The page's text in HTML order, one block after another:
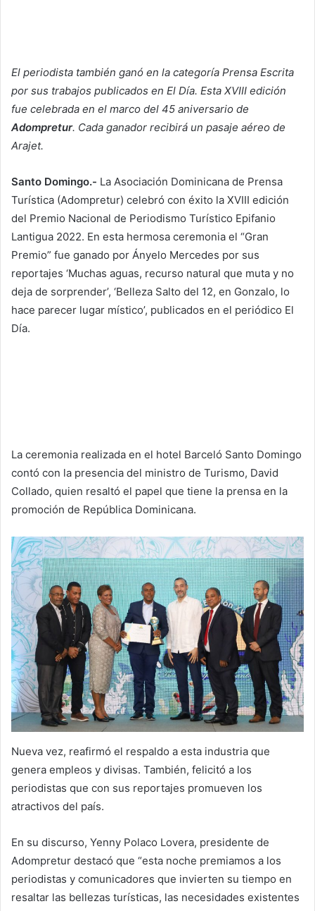
El periodista también ganó en la categoría Prensa Escrita
por sus trabajos publicados en El Día. Esta XVIII edición
fue celebrada en el marco del 45 aniversario de
Adompretur. Cada ganador recibirá un pasaje aéreo de
Arajet.
Santo Domingo.- La Asociación Dominicana de Prensa
Turística (Adompretur) celebró con éxito la XVIII edición
del Premio Nacional de Periodismo Turístico Epifanio
Lantigua 2022. En esta hermosa ceremonia el “Gran
Premio” fue ganado por Ányelo Mercedes por sus
reportajes ‘Muchas aguas, recurso natural que muta y no
deja de sorprender’, ‘Belleza Salto del 12, en Gonzalo, lo
hace parecer lugar místico’, publicados en el periódico El
Día.
La ceremonia realizada en el hotel Barceló Santo Domingo
contó con la presencia del ministro de Turismo, David
Collado, quien resaltó el papel que tiene la prensa en la
promoción de República Dominicana.
Nueva vez, reafirmó el respaldo a esta industria que
genera empleos y divisas. También, felicitó a los
periodistas que con sus reportajes promueven los
atractivos del país.
En su discurso, Yenny Polaco Lovera, presidente de
Adompretur destacó que “esta noche premiamos a los
periodistas y comunicadores que invierten su tiempo en
resaltar las bellezas turísticas, las necesidades existentes